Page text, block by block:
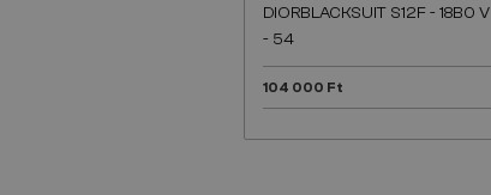
DIORBLACKSUIT S12F - 18B0 V
- 54
104 000 Ft